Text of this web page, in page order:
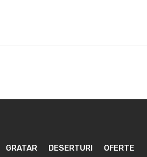
GRATAR DESERTURI OFERTE